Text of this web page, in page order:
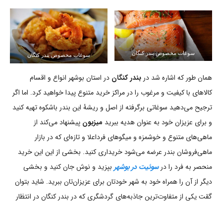
سوغات مخصوص بندر کنگان سوغات مخصوص بندر کنگان
همان طور که اشاره شد در بندر کنگان در استان بوشهر انواع و اقسام
کالاهای با کیفیت و مرغوب را در مراکز خرید متنوع پیدا خواهید کرد. اما اگر
ترجیح می‌دهید سوغاتی برگرفته از اصل و ریشۀ این بندر باشکوه تهیه کنید
و برای عزیزان خود به عنوان هدیه ببرید میزبون پیشنهاد می‌کند از
ماهی‌های متنوع و خوشمزه‌ و میگوهای فرداعلا و تازه‌ای که در بازار
ماهی‌فروشان بندر عرضه می‌شود خریداری کنید. بخشی از این این خرید
منحصر به فرد را درسوئیت در بوشهر بپزید و نوش جان کنید و بخشی
دیگر از آن را همراه خود به شهر خودتان برای عزیزان‌تان ببرید. شاید بتوان
گقت یکی از متفاوت‌ترین جاذبه‌های گردشگری که در بندر کنگان در انتظار